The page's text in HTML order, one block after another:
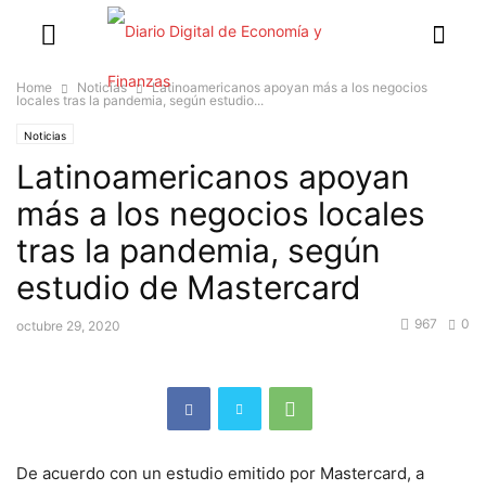
Home Noticias
Latinoamericanos apoyan más a los negocios
locales tras la pandemia, según estudio...
Noticias
Latinoamericanos apoyan
más a los negocios locales
tras la pandemia, según
estudio de Mastercard
octubre 29, 2020 0
967
De acuerdo con un estudio emitido por Mastercard, a